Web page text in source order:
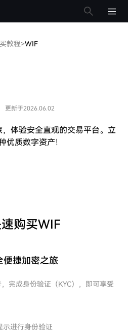
教程>WIF
更新于2026.06.02
体验安全直观的交易平台。立
优质数字资产！
购买WIF
便捷加密之旅
完成身份验证（KYC），即可享受
示进行身份验证